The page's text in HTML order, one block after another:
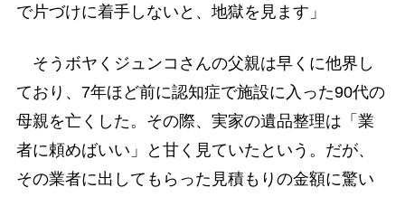
で片づけに着手しないと、地獄を見ます」
そうボヤくジュンコさんの父親は早くに他界し
ており、7年ほど前に認知症で施設に入った90代の
母親を亡くした。その際、実家の遺品整理は「業
者に頼めばいい」と甘く見ていたという。だが、
その業者に出してもらった見積もりの金額に驚い